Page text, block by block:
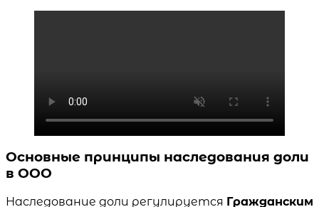
Основные принципы наследования доли
в ООО
Наследование доли регулируется Гражданским